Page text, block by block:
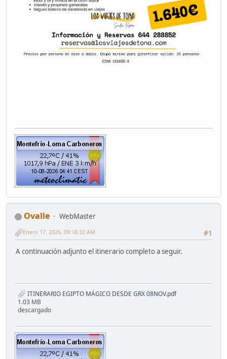
Ovalle
WebMaster
#1
Enero 17, 2026, 09:18:32 AM
A continuación adjunto el itinerario completo a seguir.
ITINERARIO EGIPTO MÁGICO DESDE GRX 08NOV.pdf
1.03 MB
descargado